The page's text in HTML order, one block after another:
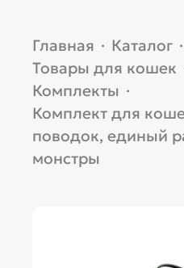
Главная · Каталог ·
Товары для кошек
Комплекты ·
Комплект для
поводок, единый
монстры